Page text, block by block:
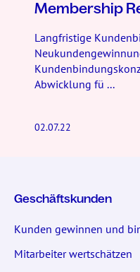
Membership
Langfristige
Abwicklung fü ...
02.07.22
Geschäftskunden
Kunden gewinnen und
Mitarbeiter wertschätzen